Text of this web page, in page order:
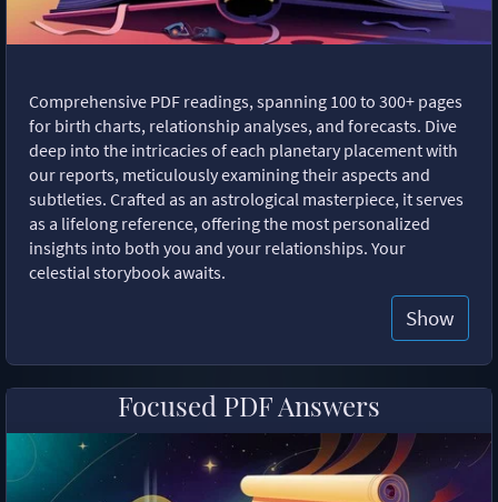
Comprehensive PDF readings, spanning 100 to 300+ pages
for birth charts, relationship analyses, and forecasts. Dive
deep into the intricacies of each planetary placement with
our reports, meticulously examining their aspects and
subtleties. Crafted as an astrological masterpiece, it serves
as a lifelong reference, offering the most personalized
insights into both you and your relationships. Your
celestial storybook awaits.
Show
Focused PDF Answers